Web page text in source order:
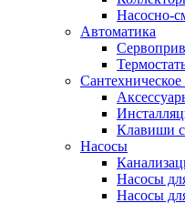
Насосно-
Автоматика
Клавиши
Насосы
Насосы
Насосы